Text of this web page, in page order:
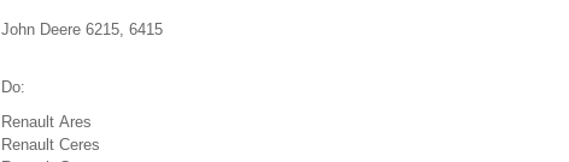
John Deere 6215, 6415
Do:
Renault Ares
Renault Ceres